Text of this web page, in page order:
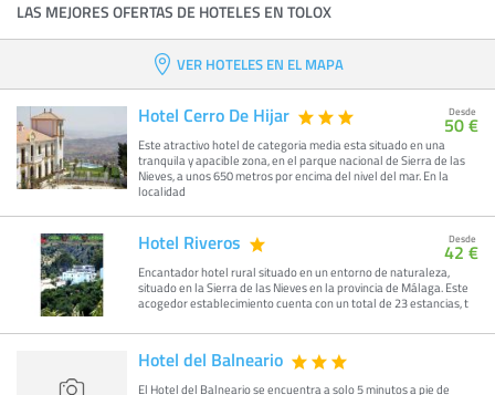
LAS MEJORES OFERTAS DE HOTELES EN TOLOX
VER HOTELES EN EL MAPA
Hotel Cerro De Hijar
Este atractivo hotel de categoria media esta situado en una
tranquila y apacible zona, en el parque nacional de Sierra de las
Nieves, a unos 650 metros por encima del nivel del mar. En la
localidad
Desde
50 €
Hotel Riveros
Encantador hotel rural situado en un entorno de naturaleza,
situado en la Sierra de las Nieves en la provincia de Málaga. Este
acogedor establecimiento cuenta con un total de 23 estancias, t
Desde
42 €
Hotel del Balneario
El Hotel del Balneario se encuentra a solo 5 minutos a pie de